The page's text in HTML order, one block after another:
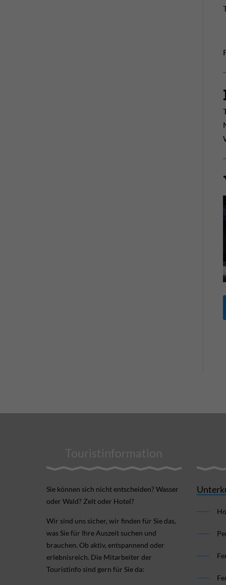
Touristinformation
Sie können sich nicht ent­scheiden? Wasser
oder Wald? Zelt oder Hotel?
Wir sind uns sicher, wir finden für Sie das,
was Sie für Ihre Aus­zeit suchen und
brauchen. Ob aktiv, ent­spannend oder
erlebnis­reich. Die Mitarbeiter der
Touristinfo sind gern für Sie da: